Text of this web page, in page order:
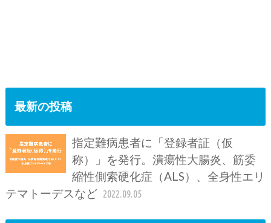
最新の投稿
指定難病患者に「登録者証（仮
称）」を発行。潰瘍性大腸炎、筋委
縮性側索硬化症（ALS）、全身性エリ
テマトーデスなど 2022.09.05